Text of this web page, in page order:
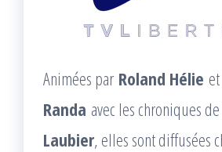
Animées par Roland Hélie et
Randa avec les chroniques de
Laubier, elles sont diffusées